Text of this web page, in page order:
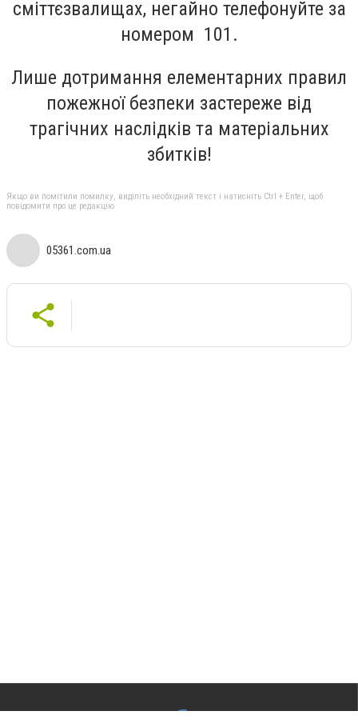
сміттєзвалищах, негайно телефонуйте за
номером 101.
Лише дотримання елементарних правил
пожежної безпеки застереже від
трагічних наслідків та матеріальних
збитків!
Якщо ви помітили помилку, виділіть необхідний текст і натисніть Ctrl + Enter, щоб
повідомити про це редакцію
05361.com.ua